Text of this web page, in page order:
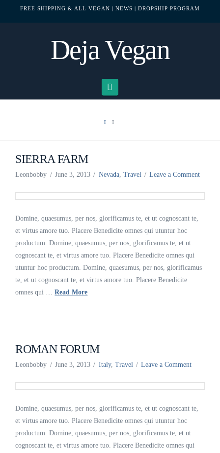
FREE SHIPPING & ALL VEGAN | NEWS | DROPSHIP PROGRAM
Deja Vegan
HOME
SIERRA FARM
Leonbobby June 3, 2013 Nevada, Travel Leave a Comment
Domine, quaesumus, per nos, glorificamus te, et ut cognoscant te,
et virtus amore tuo. Placere Benedicite omnes qui utuntur hoc
productum. Domine, quaesumus, per nos, glorificamus te, et ut
cognoscant te, et virtus amore tuo. Placere Benedicite omnes qui
utuntur hoc productum. Domine, quaesumus, per nos, glorificamus
te, et ut cognoscant te, et virtus amore tuo. Placere Benedicite
omnes qui …Read More
ROMAN FORUM
Leonbobby June 3, 2013 Italy, Travel Leave a Comment
Domine, quaesumus, per nos, glorificamus te, et ut cognoscant te,
et virtus amore tuo. Placere Benedicite omnes qui utuntur hoc
productum. Domine, quaesumus, per nos, glorificamus te, et ut
cognoscant te, et virtus amore tuo. Placere Benedicite omnes qui